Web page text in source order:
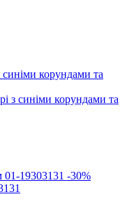
з синіми корундами та
-30%